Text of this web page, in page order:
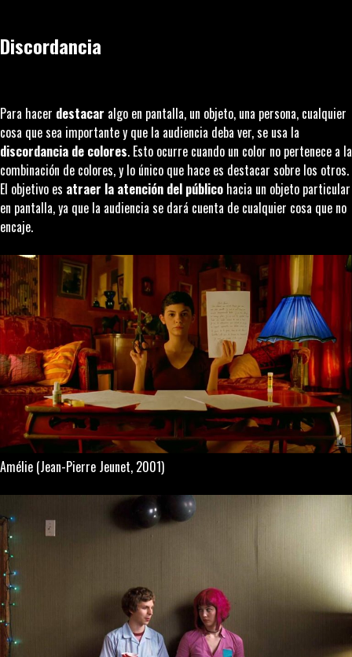
Discordancia
Para hacer destacar algo en pantalla, un objeto, una persona, cualquier
cosa que sea importante y que la audiencia deba ver, se usa la
discordancia de colores. Esto ocurre cuando un color no pertenece a la
combinación de colores, y lo único que hace es destacar sobre los otros.
El objetivo es atraer la atención del público hacia un objeto particular
en pantalla, ya que la audiencia se dará cuenta de cualquier cosa que no
encaje.
Amélie (Jean-Pierre Jeunet, 2001)